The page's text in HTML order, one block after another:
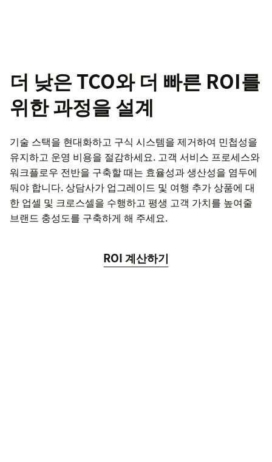
더 낮은 TCO와 더 빠른 ROI를
위한 과정을 설계
기술 스택을 현대화하고 구식 시스템을 제거하여 민첩성을
유지하고 운영 비용을 절감하세요. 고객 서비스 프로세스와
워크플로우 전반을 구축할 때는 효율성과 생산성을 염두에
둬야 합니다. 상담사가 업그레이드 및 여행 추가 상품에 대
한 업셀 및 크로스셀을 수행하고 평생 고객 가치를 높여줄
브랜드 충성도를 구축하게 해 주세요.
ROI 계산하기